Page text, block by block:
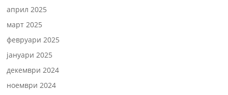
април 2025
март 2025
февруари 2025
јануари 2025
декември 2024
ноември 2024